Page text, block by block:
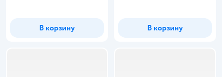
В корзину В корзину